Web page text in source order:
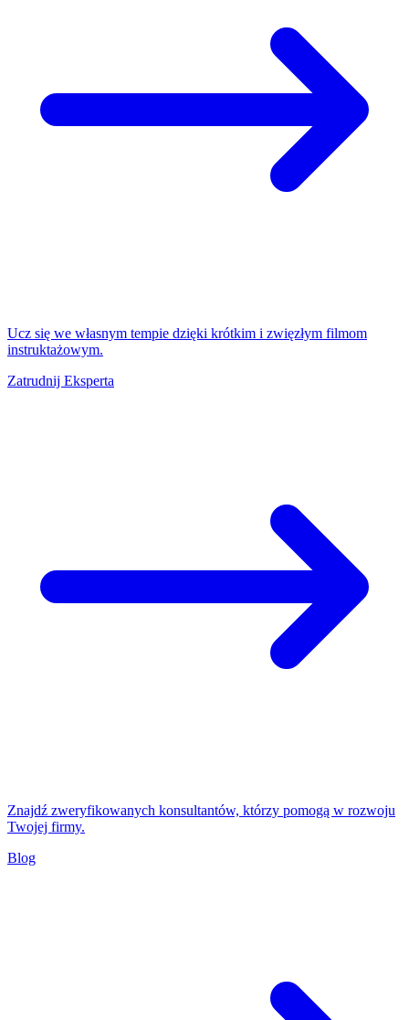
Ucz się we własnym tempie dzięki krótkim i zwięzłym filmom
instruktażowym.
Zatrudnij Eksperta
Znajdź zweryfikowanych konsultantów, którzy pomogą w rozwoju
Twojej firmy.
Blog